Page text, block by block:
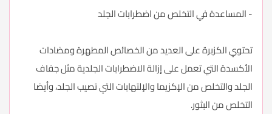
- المساعدة في التخلص من اضطرابات الجلد
تحتوي الكزبرة على العديد من الخصائص المطهرة ومضادات
الأكسدة التي تعمل على إزالة الاضطرابات الجلدية مثل جفاف
الجلد والتخلص من الإكزيما والإلتهابات التي تصيب الجلد، وأيضا
التخلص من البثور.